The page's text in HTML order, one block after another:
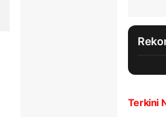
Terkini